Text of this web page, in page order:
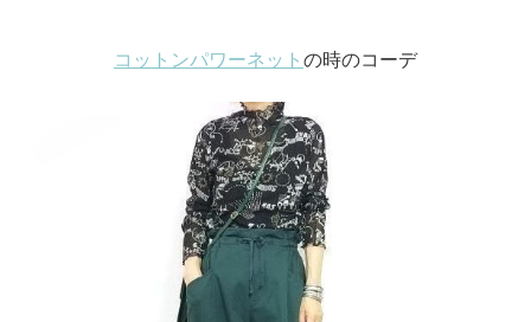
コットンパワーネット の時のコーデ